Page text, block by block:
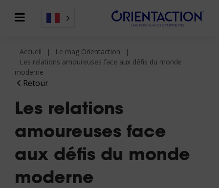
Retour
Accueil
Le mag Orientaction
Les relations amoureuses face aux défis du monde
moderne
Les relations
amoureuses face
aux défis du monde
moderne